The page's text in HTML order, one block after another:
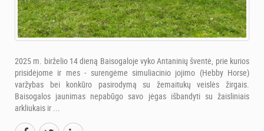
2025 m. birželio 14 dieną Baisogaloje vyko Antaninių šventė, prie kurios
prisidėjome ir mes - surengėme simuliacinio jojimo (Hebby Horse)
varžybas bei konkūro pasirodymą su žemaitukų veislės žirgais.
Baisogalos jaunimas nepabūgo savo jėgas išbandyti su žaisliniais
arkliukais ir ...